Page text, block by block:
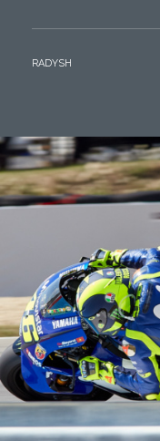
DAYS
BY
RADYSH